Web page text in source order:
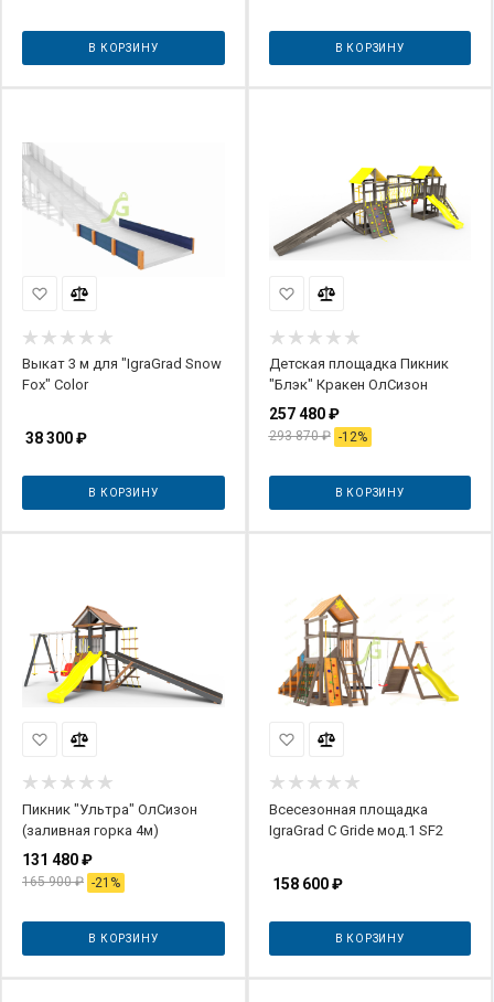
В КОРЗИНУ В КОРЗИНУ
Выкат 3 м для "IgraGrad Snow
Fox" Color
38 300₽
В КОРЗИНУ
Детская площадка Пикник
"Блэк" Кракен ОлСизон
257 480₽
293 870₽ -12%
В КОРЗИНУ
Пикник "Ультра" ОлСизон
(заливная горка 4м)
131 480₽
165 900₽ -21 %
В КОРЗИНУ
Всесезонная площадка
IgraGrad С Gride мод.1 SF2
158 600₽
В КОРЗИНУ